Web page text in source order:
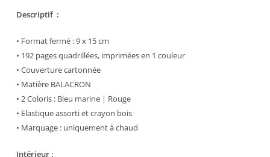
Descriptif :
• Format fermé : 9 x 15 cm
• 192 pages quadrillées, imprimées en 1 couleur
• Couverture cartonnée
• Matière BALACRON
• 2 Coloris : Bleu marine | Rouge
• Elastique assorti et crayon bois
• Marquage : uniquement à chaud
Intérieur :